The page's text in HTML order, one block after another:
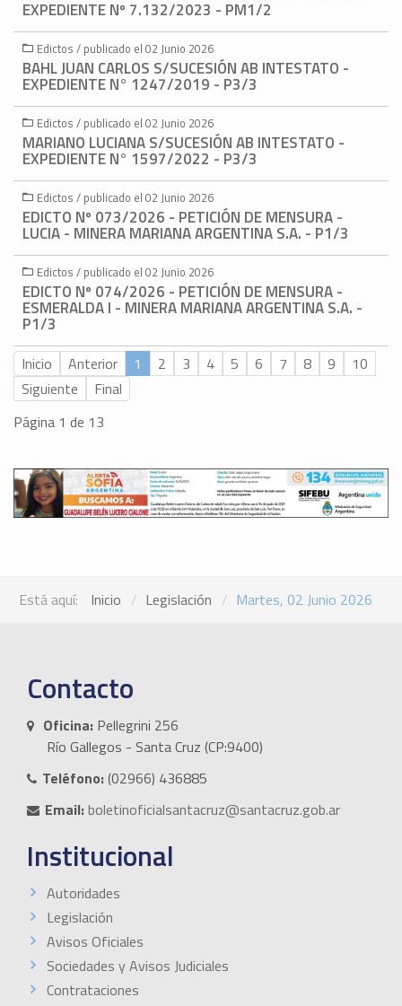
EXPEDIENTE Nº 7.132/2023 - PM1/2
Edictos / publicado el 02 Junio 2026
BAHL JUAN CARLOS S/SUCESIÓN AB INTESTATO -
EXPEDIENTE N° 1247/2019 - P3/3
Edictos / publicado el 02 Junio 2026
MARIANO LUCIANA S/SUCESIÓN AB INTESTATO -
EXPEDIENTE N° 1597/2022 - P3/3
Edictos / publicado el 02 Junio 2026
EDICTO Nº 073/2026 - PETICIÓN DE MENSURA -
LUCIA - MINERA MARIANA ARGENTINA S.A. - P1/3
Edictos / publicado el 02 Junio 2026
EDICTO Nº 074/2026 - PETICIÓN DE MENSURA -
ESMERALDA I - MINERA MARIANA ARGENTINA S.A. -
P1/3
Inicio Anterior 1 2 3 4 5 6 7 8 9
10
Siguiente
Final
Página 1 de 13
Está aquí: Inicio Legislación Martes, 02 Junio 2026
Contacto
Oficina: Pellegrini 256
Río Gallegos - Santa Cruz (CP:9400)
Teléfono:(02966) 436885
Email:boletinoficialsantacruz@santacruz.gob.ar
Institucional
Autoridades
Legislación
Avisos Oficiales
Sociedades y Avisos Judiciales
Contrataciones